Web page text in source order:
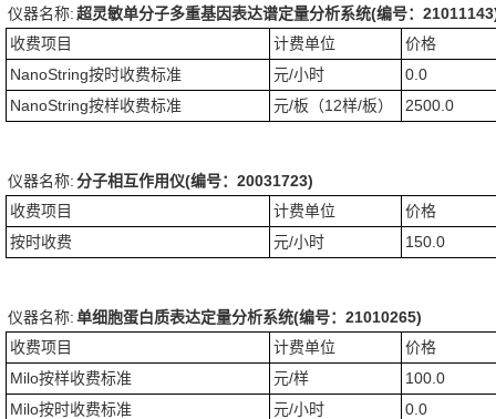
仪器名称:超灵敏单分子多重基因表达谱定量分析系统(编号：
收费项目
计费单位
价格
NanoString按时收费标准
元/小时
0.0
NanoString按样收费标准
元/板（12样/板） 2500.0
仪器名称:分子相互作用仪(编号：20031723)
收费项目
计费单位
价格
按时收费
元/小时 150.0
仪器名称:单细胞蛋白质表达定量分析系统(编号：21010265)
收费项目
计费单位
价格
Milo按样收费标准
元/样
100.0
Milo按时收费标准
元/小时 0.0